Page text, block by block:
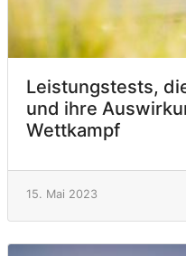
Leistungstests,
und ihre
Wettkampf
15. Mai 2023